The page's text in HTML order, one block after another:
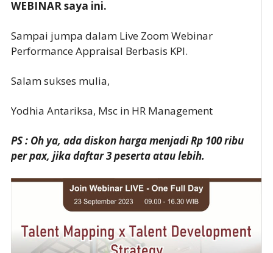
WEBINAR saya ini.
Sampai jumpa dalam Live Zoom Webinar
Performance Appraisal Berbasis KPI.
Salam sukses mulia,
Yodhia Antariksa, Msc in HR Management
PS : Oh ya, ada diskon harga menjadi Rp 100 ribu
per pax, jika daftar 3 peserta atau lebih.